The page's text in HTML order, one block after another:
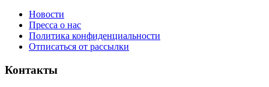
Новости
Пресса о нас
Политика конфиденциальности
Отписаться от рассылки
Контакты